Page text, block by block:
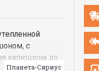
с
капюшона до
Планета-Сириус